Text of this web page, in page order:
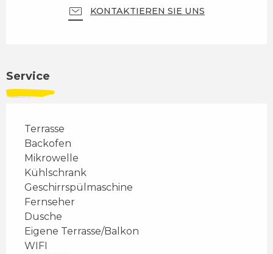
KONTAKTIEREN SIE UNS
Service
Terrasse
Backofen
Mikrowelle
Kühlschrank
Geschirrspülmaschine
Fernseher
Dusche
Eigene Terrasse/Balkon
WIFI